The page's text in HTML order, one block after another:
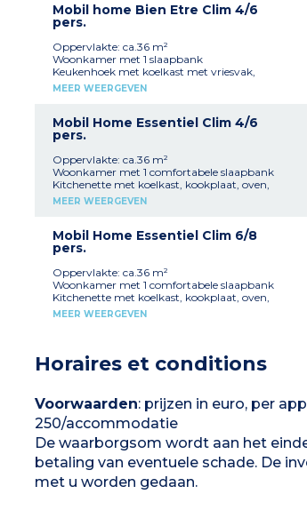
1 doucheruimte
1 doucheruimte met WC
1 Aparte wc
Terras met buitenverlichting
Airconditioning
Mobil home Bien Etre Clim 4/6
pers.
Oppervlakte: ca.36 m²
Woonkamer met 1 slaapbank
Keukenhoek met koelkast met vriesvak,
fornuis, oven, magnetron, waterkoker,
Doucheruimte
Aparte wc
Terras met buitenverlichting
Airconditioning
MEER WEERGEVEN
Mobil Home Essentiel Clim 4/6
pers.
Oppervlakte: ca.36 m²
Woonkamer met 1 comfortabele slaapbank
Kitchenette met koelkast, kookplaat, oven,
magnetron, waterkoker, koffiezetapparaat,
1 slaapkamer met 2 eenpersoonsbedden
(80x190)
Badkamer met douche en wastafel
Apart toilet
Terras met tafel, stoelen, parasol en
buitenverlichting
Airconditioning
MEER WEERGEVEN
Mobil Home Essentiel Clim 6/8
pers.
Oppervlakte: ca.36 m²
Woonkamer met 1 comfortabele slaapbank
Kitchenette met koelkast, kookplaat, oven,
magnetron, waterkoker, koffiezetapparaat,
(80x190)
1 badkamer met wastafel en douche
Terras met tafel, stoelen, parasol en
buitenverlichting
Airconditioning
MEER WEERGEVEN
Horaires et conditions
Voorwaarden: prijzen in euro, per
250/accommodatie
De waarborgsom wordt aan het
betaling van eventuele schade. De
met u worden gedaan.